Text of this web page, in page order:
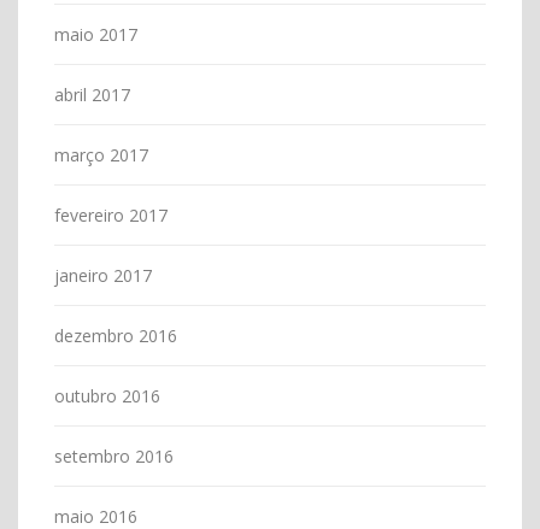
maio 2017
abril 2017
março 2017
fevereiro 2017
janeiro 2017
dezembro 2016
outubro 2016
setembro 2016
maio 2016